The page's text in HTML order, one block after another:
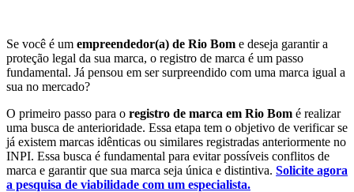
Se você é um empreendedor(a) de Rio Bom e deseja garantir a
proteção legal da sua marca, o registro de marca é um passo
fundamental. Já pensou em ser surpreendido com uma marca igual a
sua no mercado?
O primeiro passo para o registro de marca em Rio Bom é realizar
uma busca de anterioridade. Essa etapa tem o objetivo de verificar se
já existem marcas idênticas ou similares registradas anteriormente no
INPI. Essa busca é fundamental para evitar possíveis conflitos de
marca e garantir que sua marca seja única e distintiva. Solicite agora
a pesquisa de viabilidade com um especialista.